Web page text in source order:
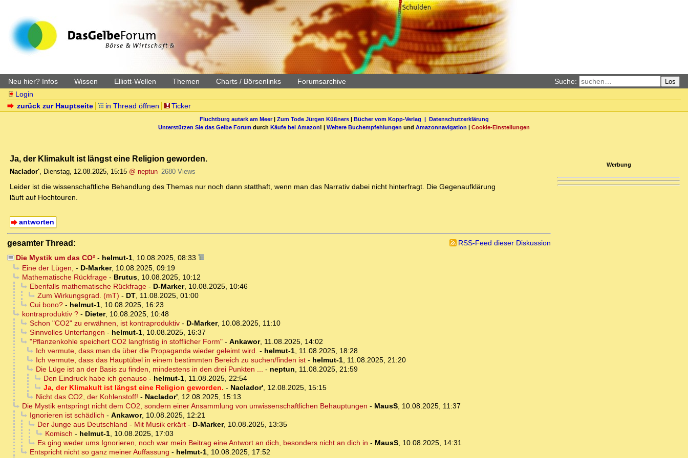
Neu hier? Infos Wissen Elliott-Wellen Themen Charts / Börsenlinks Forumsarchive Suche: Los
Login
zurück zur Hauptseite
in Thread öffnen Ticker
Fluchtburg autark am Meer| Zum Tode Jürgen Küßners| Bücher vom Kopp-Verlag | Datenschutzerklärung
Unterstützen Sie das Gelbe Forum durch Käufe bei Amazon! | Weitere Buchempfehlungen und Amazonnavigation | Cookie-Einstellungen
Ja, der Klimakult ist längst eine Religion geworden.
Naclador', Dienstag, 12.08.2025, 15:15 @ neptun 2680 Views
Leider ist die wissenschaftliche Behandlung des Themas nur noch dann statthaft, wenn man das Narrativ dabei nicht hinterfragt. Die Gegenaufklärung
läuft auf Hochtouren.
antworten
gesamter Thread:
RSS-Feed dieser Diskussion
Die Mystik um das CO²- helmut-1, 10.08.2025, 08:33
Eine der Lügen, - D-Marker, 10.08.2025, 09:19
Mathematische Rückfrage- Brutus, 10.08.2025, 10:12
Ebenfalls mathematische Rückfrage- D-Marker, 10.08.2025, 10:46
Zum Wirkungsgrad. (mT) - DT, 11.08.2025, 01:00
Cui bono?- helmut-1, 10.08.2025, 16:23
kontraproduktiv ?- Dieter, 10.08.2025, 10:48
Schon "CO2" zu erwähnen, ist kontraproduktiv- D-Marker, 10.08.2025, 11:10
Sinnvolles Unterfangen - helmut-1, 10.08.2025, 16:37
"Pflanzenkohle speichert CO2 langfristig in stofflicher Form"- Ankawor, 11.08.2025, 14:02
Ich vermute, dass man da über die Propaganda wieder geleimt wird. - helmut-1, 11.08.2025, 18:28
Ich vermute, dass das Hauptübel in einem bestimmten Bereich zu suchen/finden ist- helmut-1, 11.08.2025, 21:20
Die Lüge ist an der Basis zu finden, mindestens in den drei Punkten ... - neptun, 11.08.2025, 21:59
Den Eindruck habe ich genauso- helmut-1, 11.08.2025, 22:54
Ja, der Klimakult ist längst eine Religion geworden. - Naclador', 12.08.2025, 15:15
Nicht das CO2, der Kohlenstoff! - Naclador', 12.08.2025, 15:13
Die Mystik entspringt nicht dem CO2, sondern einer Ansammlung von unwissenschaftlichen Behauptungen - MausS, 10.08.2025, 11:37
Ignorieren ist schädlich - Ankawor, 10.08.2025, 12:21
Der Junge aus Deutschland - Mit Musik erkärt- D-Marker, 10.08.2025, 13:35
Komisch - helmut-1, 10.08.2025, 17:03
Es ging weder ums Ignorieren, noch war mein Beitrag eine Antwort an dich, besonders nicht an dich in - MausS, 10.08.2025, 14:31
Entspricht nicht so ganz meiner Auffassung - helmut-1, 10.08.2025, 17:52
Werbung